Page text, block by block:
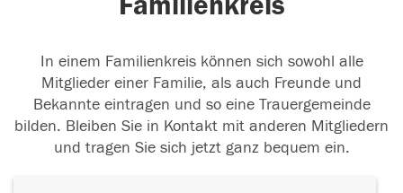
In einem Familienkreis können sich sowohl alle
Mitglieder einer Familie, als auch Freunde und
Bekannte eintragen und so eine Trauergemeinde
bilden. Bleiben Sie in Kontakt mit anderen Mitgliedern
und tragen Sie sich jetzt ganz bequem ein.